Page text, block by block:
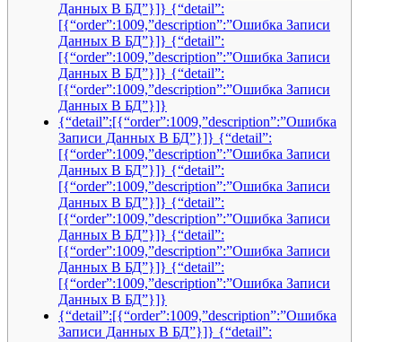
Данных В БД”}]} {“detail”:
[{“order”:1009,”description”:”Ошибка Записи
Данных В БД”}]} {“detail”:
[{“order”:1009,”description”:”Ошибка Записи
Данных В БД”}]} {“detail”:
[{“order”:1009,”description”:”Ошибка Записи
Данных В БД”}]}
{“detail”:[{“order”:1009,”description”:”Ошибка
Записи Данных В БД”}]} {“detail”:
[{“order”:1009,”description”:”Ошибка Записи
Данных В БД”}]} {“detail”:
[{“order”:1009,”description”:”Ошибка Записи
Данных В БД”}]} {“detail”:
[{“order”:1009,”description”:”Ошибка Записи
Данных В БД”}]} {“detail”:
[{“order”:1009,”description”:”Ошибка Записи
Данных В БД”}]} {“detail”:
[{“order”:1009,”description”:”Ошибка Записи
Данных В БД”}]}
{“detail”:[{“order”:1009,”description”:”Ошибка
Записи Данных В БД”}]} {“detail”: